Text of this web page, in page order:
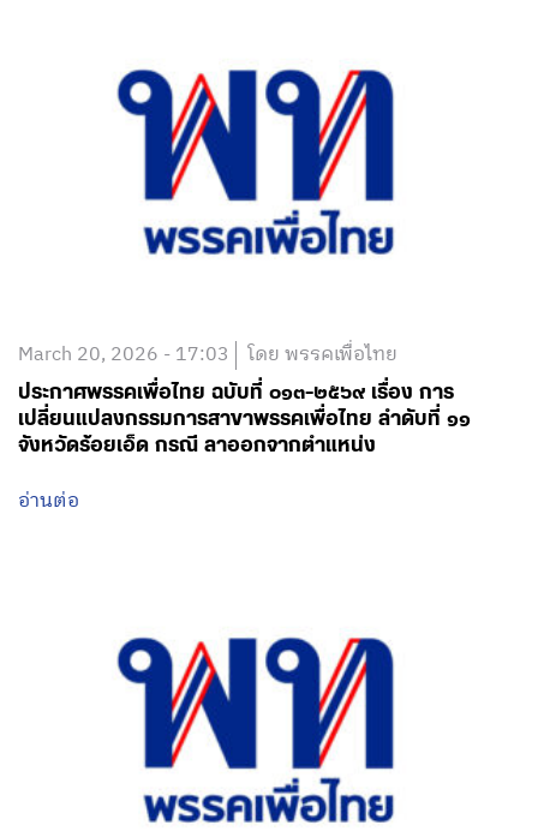
March 20, 2026 - 17:03 โดย พรรคเพื่อไทย
ประกาศพรรคเพื่อไทย ฉบับที่ ๐๑๓-๒๕๖๙ เรื่อง การ
เปลี่ยนแปลงกรรมการสาขาพรรคเพื่อไทย ลำดับที่ ๑๑
จังหวัดร้อยเอ็ด กรณี ลาออกจากตำแหน่ง
อ่านต่อ